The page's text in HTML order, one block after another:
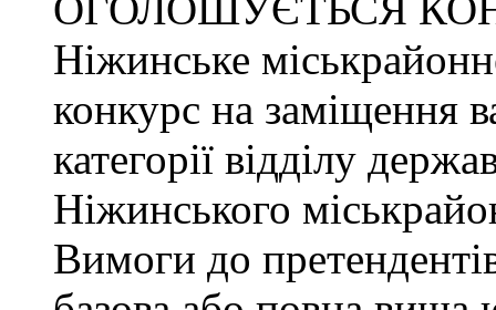
Ніжинське
конкурс на заміщення
категорії відділу
Ніжинського
Вимоги до